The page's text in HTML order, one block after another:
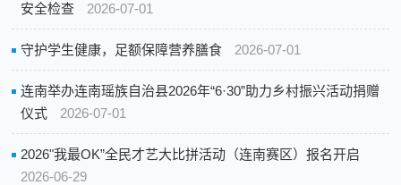
安全检查
2026-07-01
守护学生健康，足额保障营养膳食 2026-07-01
连南举办连南瑶族自治县2026年“6·30”助力乡村振兴活动捐赠
仪式
2026-07-01
2026"我最OK”全民才艺大比拼活动（连南赛区）报名开启
2026-06-29